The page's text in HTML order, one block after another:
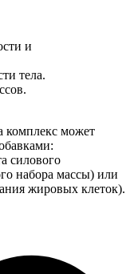
и
тела.
комплекс может
силового
набора массы) или
жировых клеток).